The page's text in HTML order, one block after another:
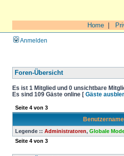
Home
Anmelden
Foren-Übersicht
Es ist 1 Mitglied und 0 unsichtbare
Es sind 109 Gäste online [ Gäste
Seite 4 von 3
Benutzername
Legende :: Administratoren, Globale
Seite 4 von 3